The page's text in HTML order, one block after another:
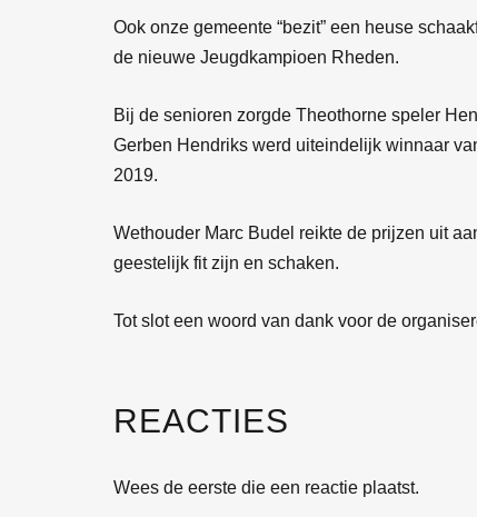
Ook onze gemeente “bezit” een heuse
de nieuwe Jeugdkampioen Rheden.
Bij de senioren zorgde Theothorne speler
Gerben Hendriks werd uiteindelijk winnaar
2019.
Wethouder Marc Budel reikte de prijzen uit
geestelijk fit zijn en schaken.
Tot slot een woord van dank voor de
REACTIES
Wees de eerste die een reactie plaatst.